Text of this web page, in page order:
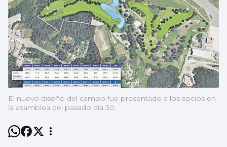
El nuevo diseño del campo fue presentado a los socios en
la asamblea del pasado día 30.